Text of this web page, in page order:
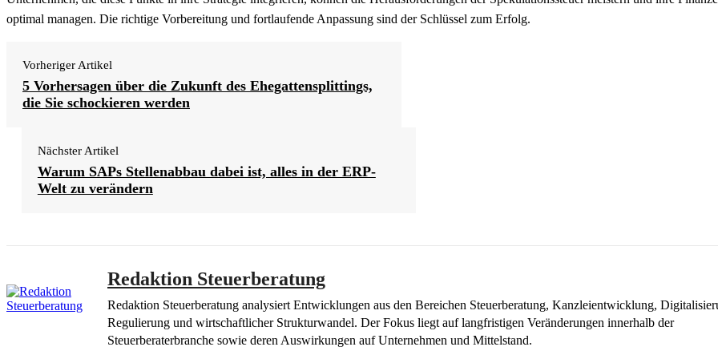
optimal managen. Die richtige Vorbereitung und fortlaufende Anpassung sind der Schlüssel zum Erfolg.
Vorheriger Artikel
5 Vorhersagen über die Zukunft des Ehegattensplittings,
die Sie schockieren werden
Nächster Artikel
Warum SAPs Stellenabbau dabei ist, alles in der ERP-
Welt zu verändern
Redaktion Steuerberatung
Redaktion Steuerberatung analysiert Entwicklungen aus den Bereichen Steuerberatung, Kanzleientwicklung,
Regulierung und wirtschaftlicher Strukturwandel. Der Fokus liegt auf langfristigen Veränderungen innerhalb der
Steuerberaterbranche sowie deren Auswirkungen auf Unternehmen und Mittelstand.